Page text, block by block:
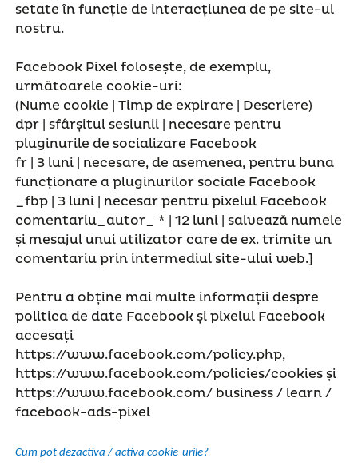
setate în funcție de interacțiunea de pe site-ul
nostru.
Facebook Pixel folosește, de exemplu,
următoarele cookie-uri:
(Nume cookie | Timp de expirare | Descriere)
dpr | sfârșitul sesiunii | necesare pentru
pluginurile de socializare Facebook
fr | 3 luni | necesare, de asemenea, pentru buna
funcționare a pluginurilor sociale Facebook
_fbp | 3 luni | necesar pentru pixelul Facebook
comentariu_autor_ * | 12 luni | salvează numele
și mesajul unui utilizator care de ex. trimite un
comentariu prin intermediul site-ului web.]
Pentru a obține mai multe informații despre
politica de date Facebook și pixelul Facebook
accesați
https://www.facebook.com/policy.php,
https://www.facebook.com/policies/cookies și
https://www.facebook.com/ business / learn /
facebook-ads-pixel
Cum pot dezactiva / activa cookie-urile?